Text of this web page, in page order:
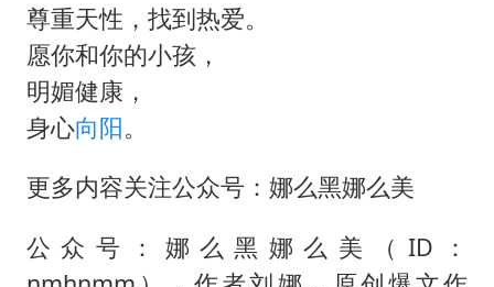
尊重天性，找到热爱。
愿你和你的小孩，
明媚健康，
身心向阳。
更多内容关注公众号：娜么黑娜么美
公众号：娜么黑娜么美（ID：